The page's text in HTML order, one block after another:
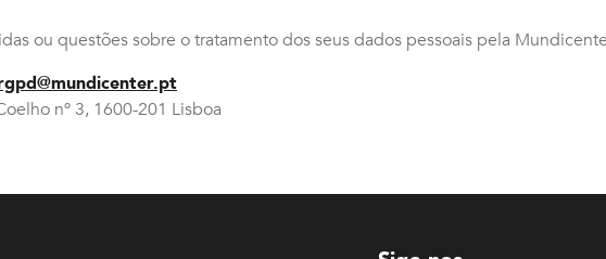
ou questões sobre o tratamento dos seus dados pessoais pela
nº 3, 1600-201 Lisboa